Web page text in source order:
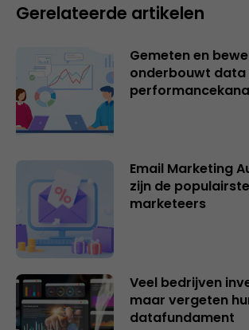
Gerelateerde artikelen
Gemeten en
onderbouwt data
Email Marketing
zijn de
marketeers
Veel bedrijven
maar vergeten
datafundament